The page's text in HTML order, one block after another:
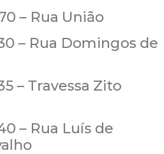
– Rua União
– Rua Domingos de
– Travessa Zito
– Rua Luís de